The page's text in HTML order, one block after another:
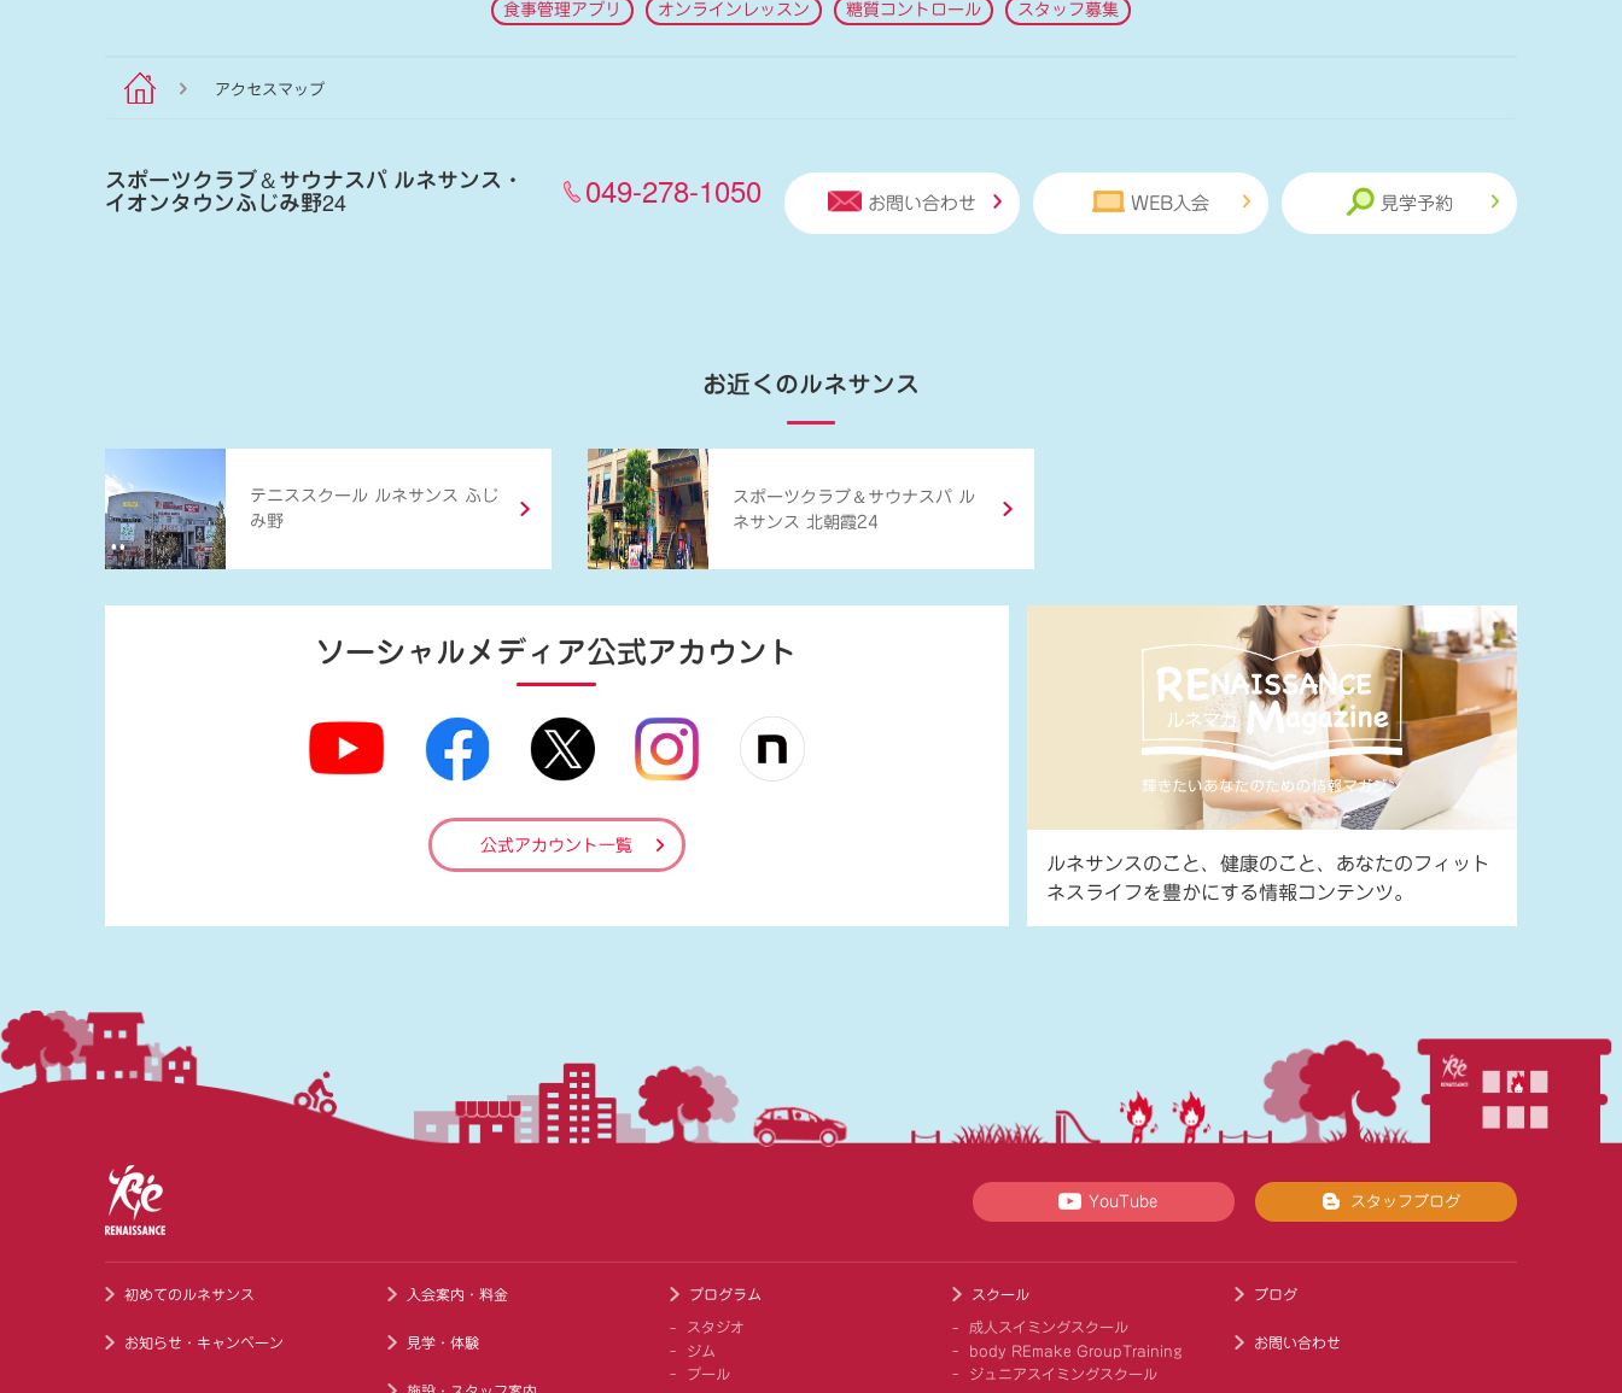
食事管理アプリ オンラインレッスン 糖質コントロール スタッフ募集
アクセスマップ
スポーツクラブ＆サウナスパ ルネサンス・
イオンタウンふじみ野24 049-278-1050 お問い合わせ WEB入会 見学予約
お近くのルネサンス
テニススクール ルネサンス ふじ
み野
スポーツクラブ ＆ サウナスパ ル
ネサンス 北朝霞24
ソーシャルメディア公式アカウント
公式アカウント一覧
ルネサンスのこと、健康のこと、あなたのフィット
ネスライフを豊かにする情報コンテンツ。
YouTube スタッフブログ
初めてのルネサンス
お知らせ・キャンペーン
入会案内・料金
見学・体験
プログラム
スタジオ
ジム
プール
スクール
成人スイミングスクール
body REmake GroupTraining
ジュニアスイミングスクール
ブログ
お問い合わせ